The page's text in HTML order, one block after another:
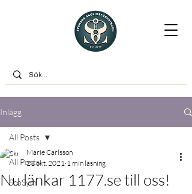
Inlägg
All Posts
ScoSym
All Posts
Nu länkar 1177.se till oss!
Marie Carlsson
21 okt. 2021 1 min läsning